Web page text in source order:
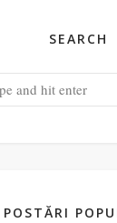
SEARCH
POSTĂRI